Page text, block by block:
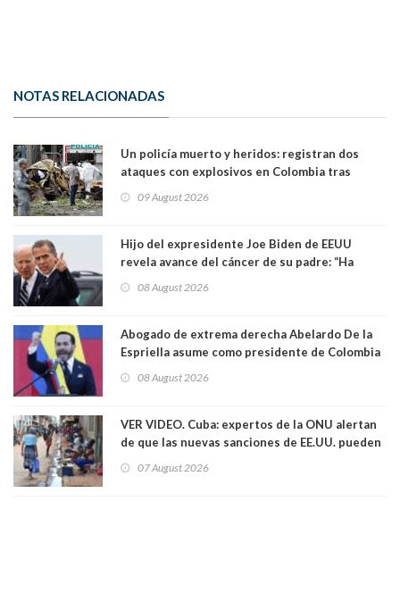
NOTAS RELACIONADAS
Un policía muerto y heridos: registran dos
ataques con explosivos en Colombia tras
09 August 2026
Hijo del expresidente Joe Biden de EEUU
revela avance del cáncer de su padre: “Ha
08 August 2026
Abogado de extrema derecha Abelardo De la
Espriella asume como presidente de Colombia
08 August 2026
VER VIDEO. Cuba: expertos de la ONU alertan
de que las nuevas sanciones de EE.UU. pueden
07 August 2026